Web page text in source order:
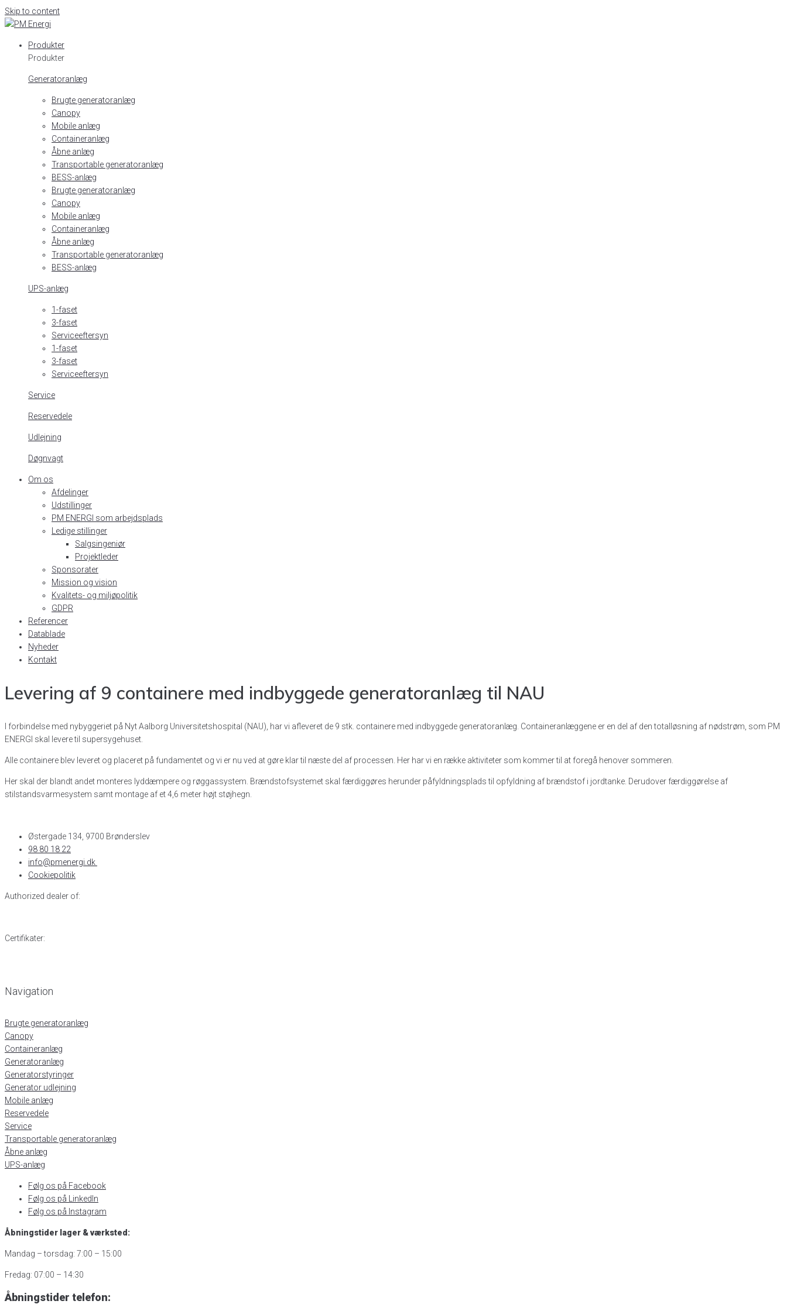
Skip to content
Produkter
Produkter
Generatoranlæg
Brugte generatoranlæg
Canopy
Mobile anlæg
Containeranlæg
Åbne anlæg
Transportable generatoranlæg
BESS-anlæg
Brugte generatoranlæg
Canopy
Mobile anlæg
Containeranlæg
Åbne anlæg
Transportable generatoranlæg
BESS-anlæg
UPS-anlæg
1-faset
3-faset
Serviceeftersyn
1-faset
3-faset
Serviceeftersyn
Service
Reservedele
Udlejning
Døgnvagt
Om os
Afdelinger
Udstillinger
PM ENERGI som arbejdsplads
Ledige stillinger
Salgsingeniør
Projektleder
Sponsorater
Mission og vision
Kvalitets- og miljøpolitik
GDPR
Referencer
Datablade
Nyheder
Kontakt
Levering af 9 containere med indbyggede generatoranlæg til NAU
I forbindelse med nybyggeriet på Nyt Aalborg Universitetshospital (NAU), har vi afleveret de 9 stk. containere med indbyggede generatoranlæg. Containeranlæggene er en del af den totalløsning af nødstrøm, som PM
ENERGI skal levere til supersygehuset.
Alle containere blev leveret og placeret på fundamentet og vi er nu ved at gøre klar til næste del af processen. Her har vi en række aktiviteter som kommer til at foregå henover sommeren.
Her skal der blandt andet monteres lyddæmpere og røggassystem. Brændstofsystemet skal færdiggøres herunder påfyldningsplads til opfyldning af brændstof i jordtanke. Derudover færdiggørelse af
stilstandsvarmesystem samt montage af et 4,6 meter højt støjhegn.
Østergade 134, 9700 Brønderslev​
98 80 18 22
info@pmenergi.dk​ ​
Cookiepolitik
Authorized dealer of:
Certifikater:
Navigation
Brugte generatoranlæg
Canopy
Containeranlæg
Generatoranlæg
Generatorstyringer
Generator udlejning
Mobile anlæg
Reservedele
Service
Transportable generatoranlæg
Åbne anlæg
UPS-anlæg
Følg os på Facebook
Følg os på LinkedIn
Følg os på Instagram
Åbningstider lager & værksted:
Mandag – torsdag: 7:00 – 15:00
Fredag: 07:00 – 14:30
Åbningstider telefon: